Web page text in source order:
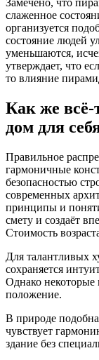
слаженное
организуется
состояние людей
уменьшаются,
утверждает, что
то влияние
Как же всё-
дом для
Правильное
гармоничные
безопасностью
современных
принципы и
смету и создаёт
Стоимость
Для талантливых
сохраняется
Однако некоторые
положение.
В природе
чувствует
здание без